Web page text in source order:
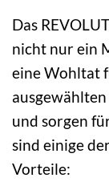
Das
nicht nur ein
eine Wohltat
und sorgen
sind einige
Vorteile: